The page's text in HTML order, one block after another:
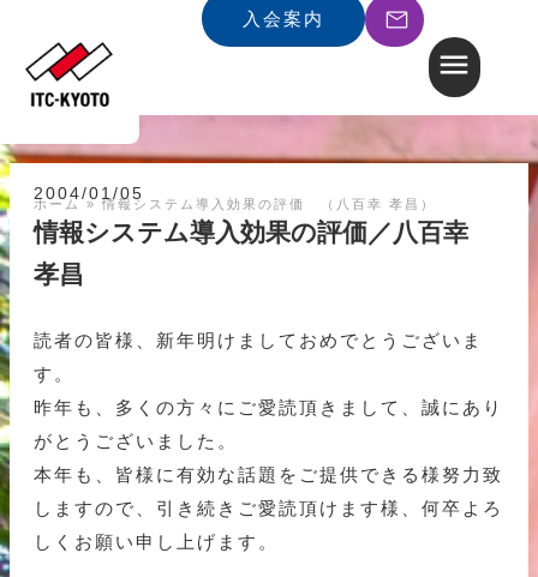
入会案内
ホーム » 情報システム導入効果の評価 （八百幸 孝昌）
2004/01/05
情報システム導入効果の評価／八百幸
孝昌
読者の皆様、新年明けましておめでとうございま
す。
昨年も、多くの方々にご愛読頂きまして、誠にあり
がとうございました。
本年も、皆様に有効な話題をご提供できる様努力致
しますので、引き続きご愛読頂けます様、何卒よろ
しくお願い申し上げます。